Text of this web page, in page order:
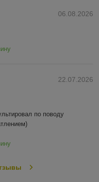
06.08.2026
22.07.2026
по поводу